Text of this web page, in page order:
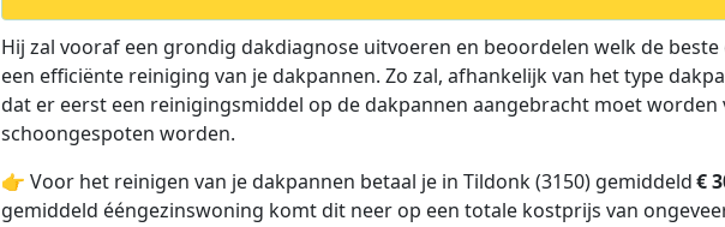
Hij zal vooraf een grondig dakdiagnose uitvoeren en beoordelen welk de
een efficiënte reiniging van je dakpannen. Zo zal, afhankelijk van het type
dat er eerst een reinigingsmiddel op de dakpannen aangebracht moet worden
schoongespoten worden.
👉 Voor het reinigen van je dakpannen betaal je in Tildonk (3150) gemiddeld€
gemiddeld ééngezinswoning komt dit neer op een totale kostprijs van ongeveer